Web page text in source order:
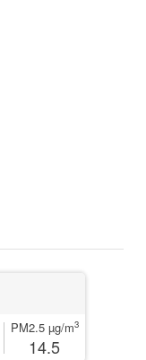
PM2.5 µg/m3
14.5